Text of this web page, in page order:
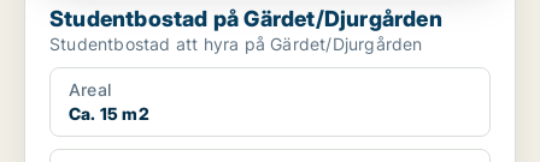
Studentbostad på Gärdet/Djurgården
Studentbostad att hyra på Gärdet/Djurgården
Areal
Ca. 15 m2